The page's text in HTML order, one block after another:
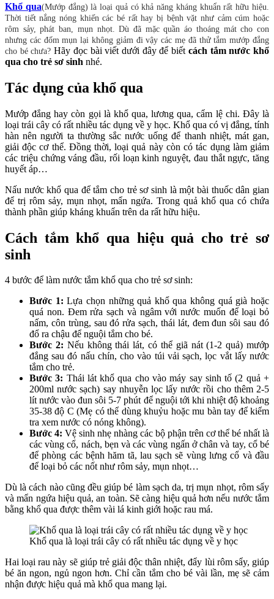
Khổ qua(Mướp đắng) là loại quả có khả năng kháng khuẩn rất hữu hiệu.
Thời tiết nắng nóng khiến các bé rất hay bị bệnh vặt như cảm cúm hoặc
rôm sảy, phát ban, mụn nhọt.Dù đã mặc quần áo thoáng mát cho con
nhưng các đốm mụn lại không giảm đi vậy các mẹ đã thử tắm mướp đắng
cho bé chưa? Hãy đọc bài viết dưới đây để biết cách tắm nước khổ
qua cho trẻ sơ sinh nhé.
Tác dụng của khổ qua
Mướp đắng hay còn gọi là khổ qua, lương qua, cẩm lệ chi. Đây là
loại trái cây có rất nhiều tác dụng về y học. Khổ qua có vị đắng, tính
hàn nên người ta thường sắc nước uống để thanh nhiệt, mát gan,
giải độc cơ thể. Đồng thời, loại quả này còn có tác dụng làm giảm
các triệu chứng váng đầu, rối loạn kinh nguyệt, đau thắt ngực, tăng
huyết áp…
Nấu nước khổ qua để tắm cho trẻ sơ sinh là một bài thuốc dân gian
để trị rôm sảy, mụn nhọt, mẩn ngứa. Trong quả khổ qua có chứa
thành phần giúp kháng khuẩn trên da rất hữu hiệu.
Cách tắm khổ qua hiệu quả cho trẻ sơ
sinh
4 bước để làm nước tắm khổ qua cho trẻ sơ sinh:
Bước 1: Lựa chọn những quả khổ qua không quá già hoặc
quá non. Đem rửa sạch và ngâm với nước muốn để loại bỏ
nấm, côn trùng, sau đó rửa sạch, thái lát, đem đun sôi sau đó
đổ ra chậu để nguội tắm cho bé.
Bước 2: Nếu không thái lát, có thể giã nát (1-2 quả) mướp
đắng sau đó nấu chín, cho vào túi vải sạch, lọc vắt lấy nước
tắm cho trẻ.
Bước 3: Thái lát khổ qua cho vào máy say sinh tố (2 quả +
200ml nước sạch) say nhuyễn lọc lấy nước rồi cho thêm 2-5
lít nước vào đun sôi 5-7 phút để nguội tới khi nhiệt độ khoảng
35-38 độ C (Mẹ có thể dùng khuỷu hoặc mu bàn tay để kiểm
tra xem nước có nóng không).
Bước 4: Vệ sinh nhẹ nhàng các bộ phận trên cơ thể bé nhất là
các vùng cổ, nách, bẹn và các vùng ngấn ở chân và tay, cổ bé
để phòng các bệnh hăm tã, lau sạch sẽ vùng lưng cổ và đầu
để loại bỏ các nốt như rôm sảy, mụn nhọt…
Dù là cách nào cũng đều giúp bé làm sạch da, trị mụn nhọt, rôm sẩy
và mẩn ngứa hiệu quả, an toàn. Sẽ càng hiệu quả hơn nếu nước tắm
bằng khổ qua được thêm vài lá kinh giới hoặc rau má.
Khổ qua là loại trái cây có rất nhiều tác dụng về y học
Hai loại rau này sẽ giúp trẻ giải độc thân nhiệt, đẩy lùi rôm sẩy, giúp
bé ăn ngon, ngủ ngon hơn. Chỉ cần tắm cho bé vài lần, mẹ sẽ cảm
nhận được hiệu quả mà khổ qua mang lại.